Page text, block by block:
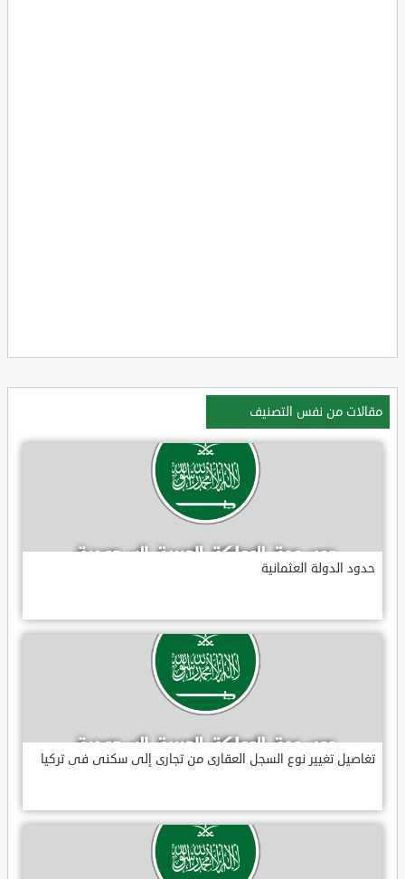
مقالات من نفس التصنيف
حدود الدولة العثمانية
تغاصيل تغيير نوع السجل العقارى من تجارى إلى سكنى فى تركيا